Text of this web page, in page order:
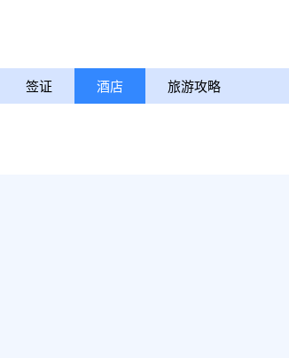
签证 酒店 旅游攻略